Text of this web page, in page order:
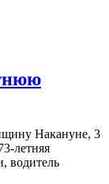
Накануне, 3
летняя
водитель